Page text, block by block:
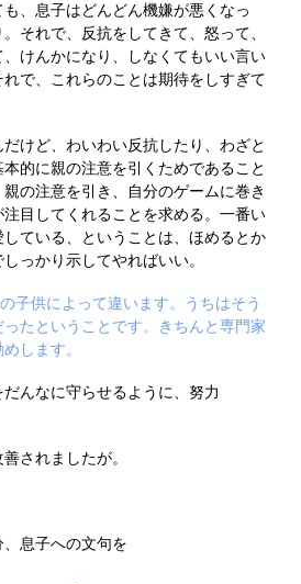
、息子はどんどん機嫌が悪くなっ
それで、反抗をしてきて、怒って、
けんかになり、しなくてもいい言い
で、これらのことは期待をしすぎて
けど、わいわい反抗したり、わざと
的に親の注意を引くためであること
の注意を引き、自分のゲームに巻き
目してくれることを求める。一番い
ている、ということは、ほめるとか
っかり示してやればいい。
子供によって違います。うちはそう
たということです。きちんと専門家
します。
んなに守らせるように、努力
されましたが。
息子への文句を